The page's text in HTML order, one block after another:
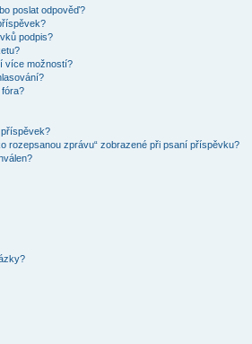
poslat odpověď?
podpis?
více možností?
fóra?
rozepsanou zprávu“ zobrazené při psaní příspěvku?